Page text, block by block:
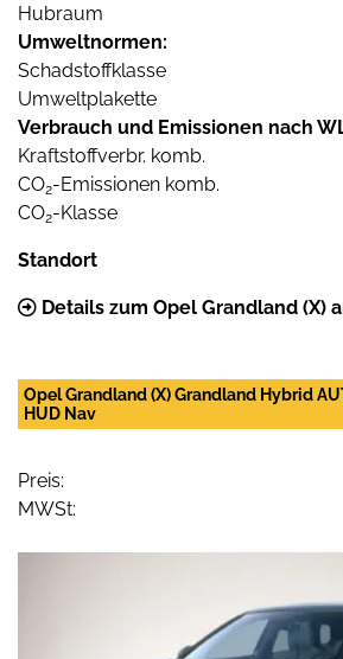
Hubraum
Umweltnormen:
Schadstoffklasse
Umweltplakette
Verbrauch und Emissionen nach
Kraftstoffverbr. komb.
CO2-Emissionen komb.
CO2-Klasse
Standort
Details zum Opel Grandland (X)
Opel Grandland (X) Grandland Hybrid
HUD Nav
Preis:
MWSt: